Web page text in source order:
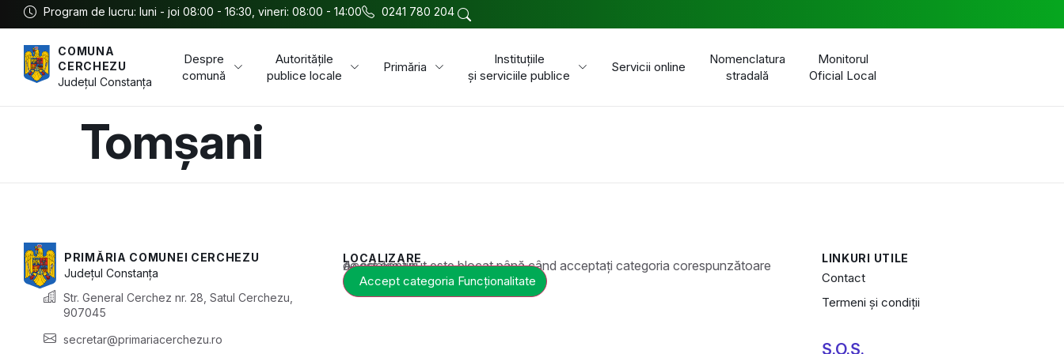
Program de lucru: luni - joi 08:00 - 16:30, vineri: 08:00 - 14:00 0241 780 204
COMUNA
CERCHEZU
JudețulConstanța
Despre
comună
Autoritățile
publice locale
Primăria
Instituțiile
și serviciile publice
Servicii online
Nomenclatura
stradală
Monitorul
Oficial Local
Tomșani
PRIMĂRIA COMUNEI CERCHEZU
JudețulConstanța
Str. General Cerchez nr. 28, Satul Cerchezu,
907045
secretar@primariacerchezu.ro
LOCALIZARE
Acest conținut este blocat până când acceptați categoria corespunzătoare de cookie-uri.
Accept categoria Funcționalitate
LINKURI UTILE
Contact
Termeni și condiții
S.O.S.